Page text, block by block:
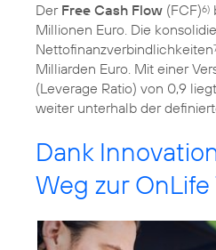
Der Free Cash Flow (FCF)6)
Millionen Euro. Die
Nettofinanzverbindlichkeiten
Milliarden Euro. Mit einer
(Leverage Ratio) von 0,9
weiter unterhalb der
Dank
Weg zur OnLife